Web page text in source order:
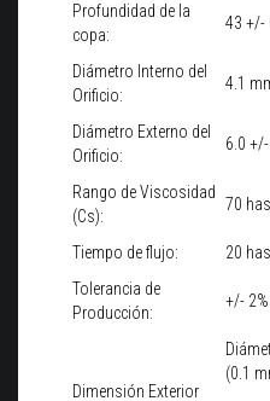
Profundidad de la
copa:
43 +/-
Diámetro Interno del
Orificio:
4.1
Diámetro Externo del
Orificio:
6.0
Rango de Viscosidad
(Cs):
70
Tiempo de flujo:
20
Tolerancia de
Producción:
+/- 2%
Dimensión Exterior
(0.1